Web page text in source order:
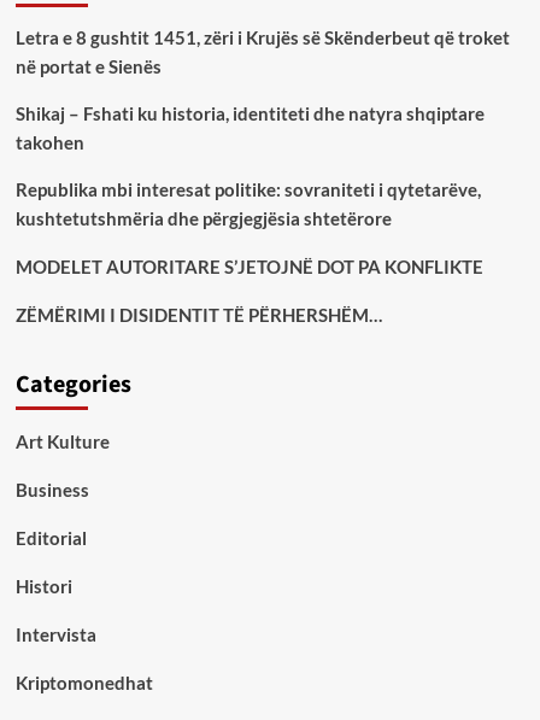
Letra e 8 gushtit 1451, zëri i Krujës së Skënderbeut që troket
në portat e Sienës
Shikaj – Fshati ku historia, identiteti dhe natyra shqiptare
takohen
Republika mbi interesat politike: sovraniteti i qytetarëve,
kushtetutshmëria dhe përgjegjësia shtetërore
MODELET AUTORITARE S’JETOJNË DOT PA KONFLIKTE
ZËMËRIMI I DISIDENTIT TË PËRHERSHËM…
Categories
Art Kulture
Business
Editorial
Histori
Intervista
Kriptomonedhat